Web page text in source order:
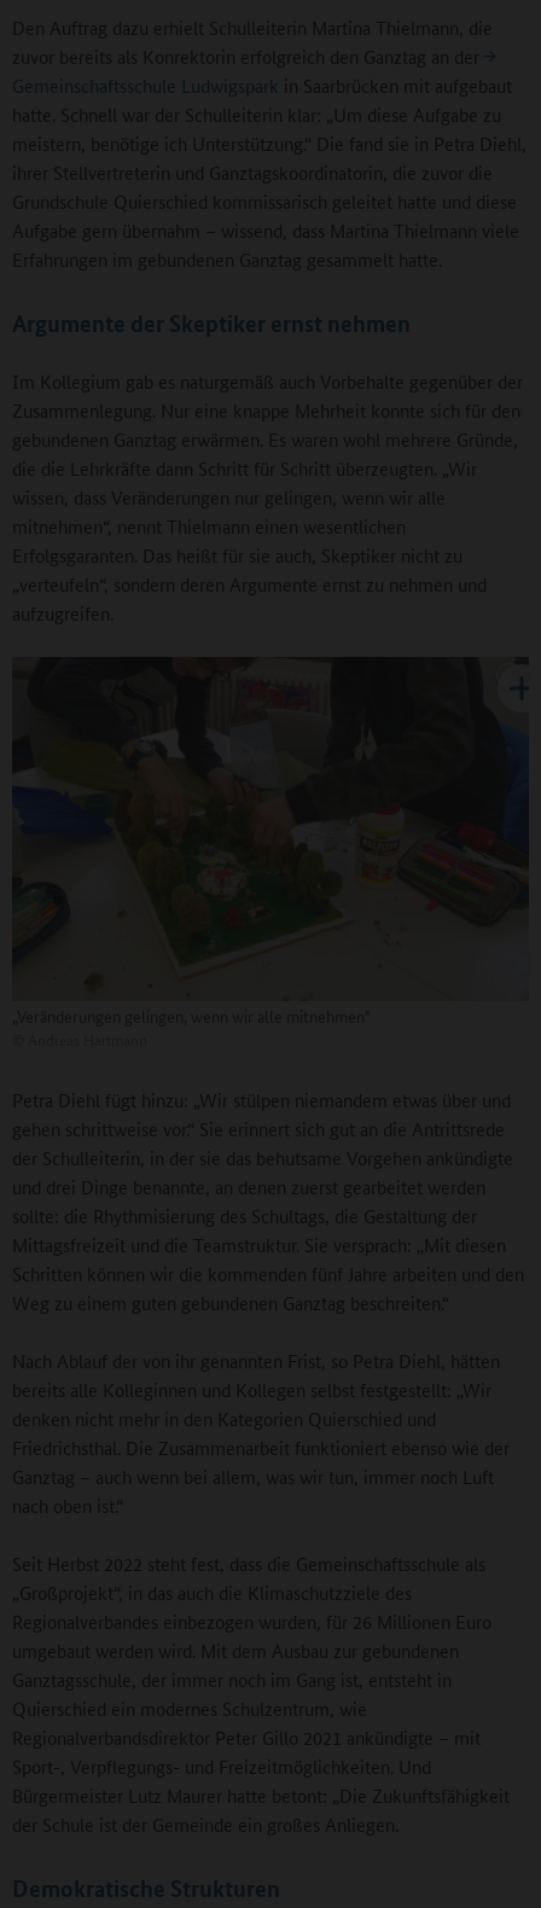
Den Auftrag dazu erhielt Schulleiterin Martina Thielmann, die
zuvor bereits als Konrektorin erfolgreich den Ganztag an der
Gemeinschaftsschule Ludwigspark in Saarbrücken mit aufgebaut
hatte. Schnell war der Schulleiterin klar: „Um diese Aufgabe zu
meistern, benötige ich Unterstützung.“ Die fand sie in Petra Diehl,
ihrer Stellvertreterin und Ganztagskoordinatorin, die zuvor die
Grundschule Quierschied kommissarisch geleitet hatte und diese
Aufgabe gern übernahm – wissend, dass Martina Thielmann viele
Erfahrungen im gebundenen Ganztag gesammelt hatte.
Argumente der Skeptiker ernst nehmen
Im Kollegium gab es naturgemäß auch Vorbehalte gegenüber der
Zusammenlegung. Nur eine knappe Mehrheit konnte sich für den
gebundenen Ganztag erwärmen. Es waren wohl mehrere Gründe,
die die Lehrkräfte dann Schritt für Schritt überzeugten. „Wir
wissen, dass Veränderungen nur gelingen, wenn wir alle
mitnehmen“, nennt Thielmann einen wesentlichen
Erfolgsgaranten. Das heißt für sie auch, Skeptiker nicht zu
„verteufeln“, sondern deren Argumente ernst zu nehmen und
aufzugreifen.
Petra Diehl fügt hinzu: „Wir stülpen niemandem etwas über und
gehen schrittweise vor.“ Sie erinnert sich gut an die Antrittsrede
der Schulleiterin, in der sie das behutsame Vorgehen ankündigte
und drei Dinge benannte, an denen zuerst gearbeitet werden
sollte: die Rhythmisierung des Schultags, die Gestaltung der
Mittagsfreizeit und die Teamstruktur. Sie versprach: „Mit diesen
Schritten können wir die kommenden fünf Jahre arbeiten und den
Weg zu einem guten gebundenen Ganztag beschreiten.“
Nach Ablauf der von ihr genannten Frist, so Petra Diehl, hätten
bereits alle Kolleginnen und Kollegen selbst festgestellt: „Wir
denken nicht mehr in den Kategorien Quierschied und
Friedrichsthal. Die Zusammenarbeit funktioniert ebenso wie der
Ganztag – auch wenn bei allem, was wir tun, immer noch Luft
nach oben ist.“
Seit Herbst 2022 steht fest, dass die Gemeinschaftsschule als
„Großprojekt“, in das auch die Klimaschutzziele des
Regionalverbandes einbezogen wurden, für 26 Millionen Euro
umgebaut werden wird. Mit dem Ausbau zur gebundenen
Ganztagsschule, der immer noch im Gang ist, entsteht in
Quierschied ein modernes Schulzentrum, wie
Regionalverbandsdirektor Peter Gillo 2021 ankündigte – mit
Sport-, Verpflegungs- und Freizeitmöglichkeiten. Und
Bürgermeister Lutz Maurer hatte betont: „Die Zukunftsfähigkeit
der Schule ist der Gemeinde ein großes Anliegen.
Demokratische Strukturen